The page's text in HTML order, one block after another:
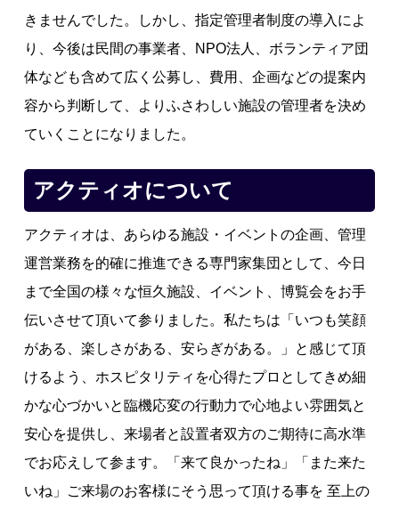
きませんでした。しかし、指定管理者制度の導入によ
り、今後は民間の事業者、NPO法人、ボランティア団
体なども含めて広く公募し、費用、企画などの提案内
容から判断して、よりふさわしい施設の管理者を決め
ていくことになりました。
アクティオについて
アクティオは、あらゆる施設・イベントの企画、管理
運営業務を的確に推進できる専門家集団として、今日
まで全国の様々な恒久施設、イベント、博覧会をお手
伝いさせて頂いて参りました。私たちは「いつも笑顔
がある、楽しさがある、安らぎがある。」と感じて頂
けるよう、ホスピタリティを心得たプロとしてきめ細
かな心づかいと臨機応変の行動力で心地よい雰囲気と
安心を提供し、来場者と設置者双方のご期待に高水準
でお応えして参ます。「来て良かったね」「また来た
いね」ご来場のお客様にそう思って頂ける事を 至上の